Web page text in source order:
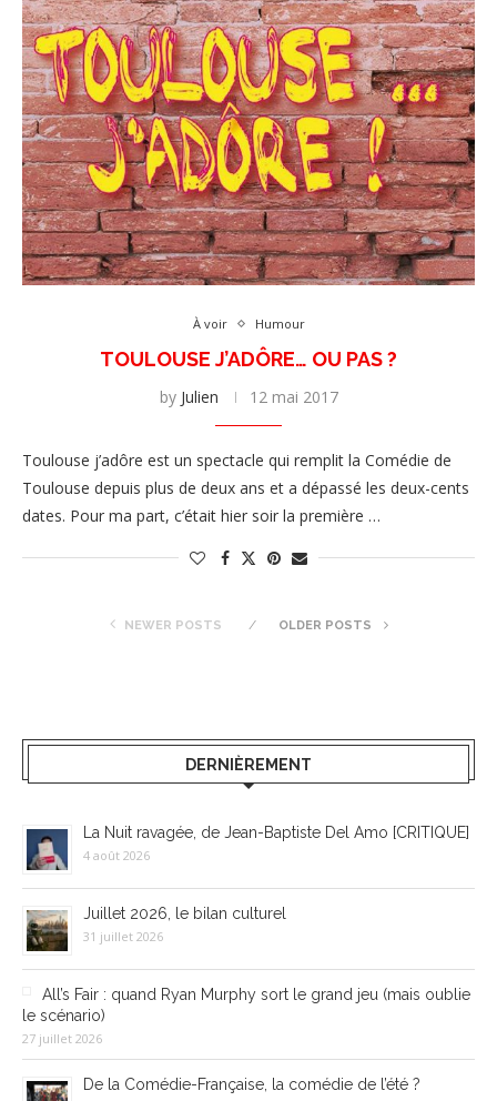
À voir Humour
TOULOUSE J’ADÔRE… OU PAS ?
by Julien 12 mai 2017
Toulouse j’adôre est un spectacle qui remplit la Comédie de
Toulouse depuis plus de deux ans et a dépassé les deux-cents
dates. Pour ma part, c’était hier soir la première …
NEWER POSTS OLDER POSTS
DERNIÈREMENT
La Nuit ravagée, de Jean-Baptiste Del Amo [CRITIQUE]
4 août 2026
Juillet 2026, le bilan culturel
31 juillet 2026
All’s Fair : quand Ryan Murphy sort le grand jeu (mais oublie
le scénario)
27 juillet 2026
De la Comédie-Française, la comédie de l’été ?